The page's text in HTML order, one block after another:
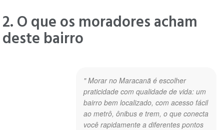
2. O que os moradores acham
deste bairro
" Morar no Maracanã é escolher
praticidade com qualidade de vida: um
bairro bem localizado, com acesso fácil
ao metrô, ônibus e trem, o que conecta
você rapidamente a diferentes pontos